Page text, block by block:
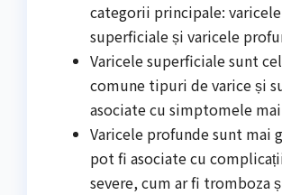
categorii principale: varicele
superficiale și varicele
Varicele superficiale sunt
comune tipuri de varice și
asociate cu simptomele
Varicele profunde sunt mai
pot fi asociate cu
severe, cum ar fi tromboza